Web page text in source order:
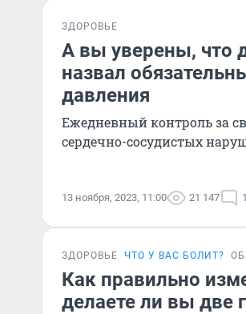
ЗДОРОВЬЕ
А вы уверены, что
назвал
давления
Ежедневный контроль за
сердечно-сосудистых
13 ноября, 2023, 11:00 21 147
ЗДОРОВЬЕ ЧТО У ВАС БОЛИТ?
Как правильно
делаете ли вы две